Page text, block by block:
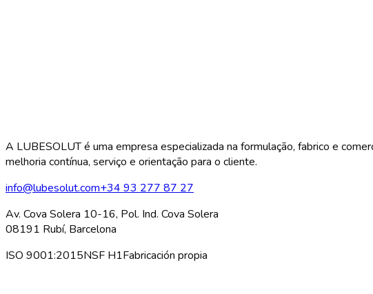
A LUBESOLUT é uma empresa especializada na formulação, fabrico e
melhoria contínua, serviço e orientação para o cliente.
info@lubesolut.com+34 93 277 87 27
Av. Cova Solera 10-16, Pol. Ind. Cova Solera
08191 Rubí, Barcelona
ISO 9001:2015NSF H1Fabricación propia